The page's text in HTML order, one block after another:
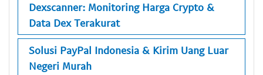
Dexscanner: Monitoring Harga Crypto &
Data Dex Terakurat
Solusi PayPal Indonesia & Kirim Uang Luar
Negeri Murah